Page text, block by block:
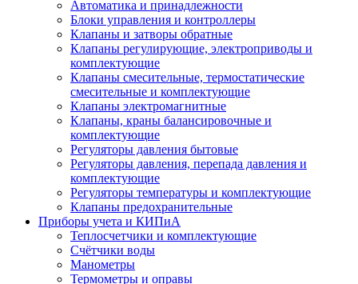
Автоматика и принадлежности
Блоки управления и контроллеры
Клапаны и затворы обратные
Клапаны регулирующие, электроприводы и
комплектующие
Клапаны смесительные, термостатические
смесительные и комплектующие
Клапаны электромагнитные
Клапаны, краны балансировочные и
комплектующие
Регуляторы давления бытовые
Регуляторы давления, перепада давления и
комплектующие
Регуляторы температуры и комплектующие
Клапаны предохранительные
Приборы учета и КИПиА
Теплосчетчики и комплектующие
Счётчики воды
Манометры
Термометры и оправы